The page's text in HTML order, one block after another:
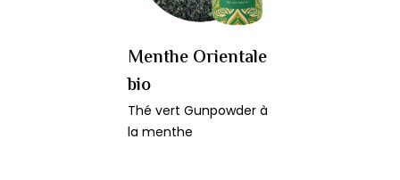
Menthe Orientale
bio
Thé vert Gunpowder à
la menthe